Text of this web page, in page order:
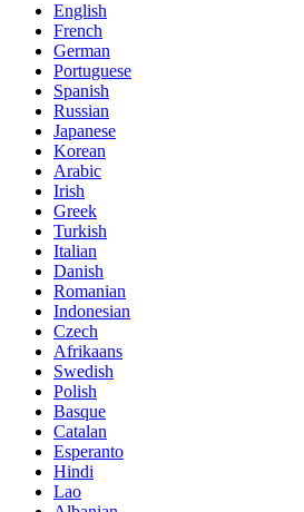
English
French
German
Portuguese
Spanish
Russian
Japanese
Korean
Arabic
Irish
Greek
Turkish
Italian
Danish
Romanian
Indonesian
Czech
Afrikaans
Swedish
Polish
Basque
Catalan
Esperanto
Hindi
Lao